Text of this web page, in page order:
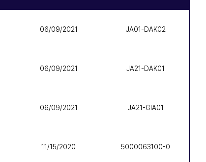
06/09/2021 JA01-DAK02
06/09/2021 JA21-DAK01
06/09/2021 JA21-GIA01
11/15/2020 5000063100-0